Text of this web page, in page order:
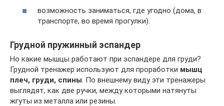
возможность заниматься, где угодно (дома, в
транспорте, во время прогулки).
Грудной пружинный эспандер
Но какие мышцы работают при эспандере для груди?
Грудной тренажер используют для проработки мышц
плеч, груди, спины. По внешнему виду эти тренажеры
выглядят, как две ручки, между которыми натянуты
жгуты из металла или резины.